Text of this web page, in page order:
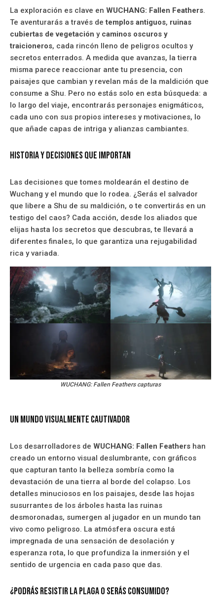
La exploración es clave en WUCHANG: Fallen Feathers.
Te aventurarás a través detemplos antiguos, ruinas
cubiertas de vegetación y caminos oscuros y
traicioneros, cada rincón lleno de peligros ocultos y
secretos enterrados. A medida que avanzas, la tierra
misma parece reaccionar ante tu presencia, con
paisajes que cambian y revelan más de la maldición que
consume a Shu. Pero no estás solo en esta búsqueda: a
lo largo del viaje, encontrarás personajes enigmáticos,
cada uno con sus propios intereses y motivaciones, lo
que añade capas de intriga y alianzas cambiantes.
Historia y decisiones que importan
Las decisiones que tomes moldearán el destino de
Wuchang y el mundo que lo rodea. ¿Serás el salvador
que libere a Shu de su maldición, o te convertirás en un
testigo del caos? Cada acción, desde los aliados que
elijas hasta los secretos que descubras, te llevará a
diferentes finales, lo que garantiza una rejugabilidad
rica y variada.
WUCHANG: Fallen Feathers capturas
Un mundo visualmente cautivador
Los desarrolladores de WUCHANG: Fallen Feathers han
creado un entorno visual deslumbrante, con gráficos
que capturan tanto la belleza sombría como la
devastación de una tierra al borde del colapso. Los
detalles minuciosos en los paisajes, desde las hojas
susurrantes de los árboles hasta las ruinas
desmoronadas, sumergen al jugador en un mundo tan
vivo como peligroso. La atmósfera oscura está
impregnada de una sensación de desolación y
esperanza rota, lo que profundiza la inmersión y el
sentido de urgencia en cada paso que das.
¿Podrás resistir la plaga o serás consumido?